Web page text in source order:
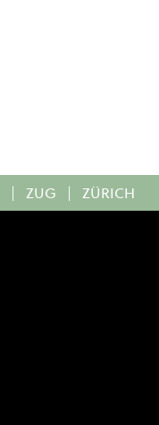
| ZUG | ZÜRICH